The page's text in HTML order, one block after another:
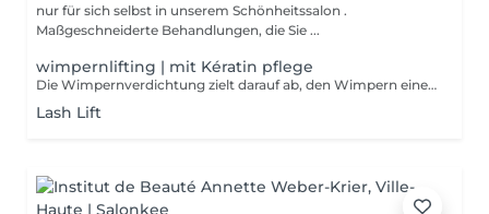
nur für sich selbst in unserem Schönheitssalon .
Maßgeschneiderte Behandlungen, die Sie ...
wimpernlifting | mit Kératin pflege
Die Wimpernverdichtung zielt darauf ab, den Wimpern einen schönen Schwung zu verleihen und gleichzeitig ein natürliches Aussehen zu bewahren. Dies öffnet den Look und verleiht ihm Weichheit. Im Gegensatz zu Dauerwellen wirkt die Verbesserung am Wimpernansatz. Botox, mit dem Sie Ihre Wimpern kräuseln und gleichzeitig revitalisieren können. Die Keratinbehandlung stärkt die Wimpern von innen.
Lash Lift